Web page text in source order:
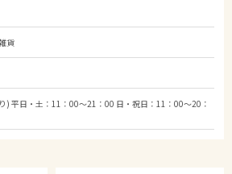
貨
) 平日・土：11：00～21：00 日・祝日：11：00～20：